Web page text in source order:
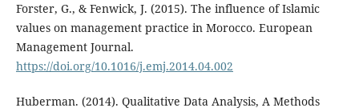
Forster, G., & Fenwick, J. (2015). The influence of Islamic
values on management practice in Morocco. European
Management Journal.
https://doi.org/10.1016/j.emj.2014.04.002
Huberman. (2014). Qualitative Data Analysis, A Methods